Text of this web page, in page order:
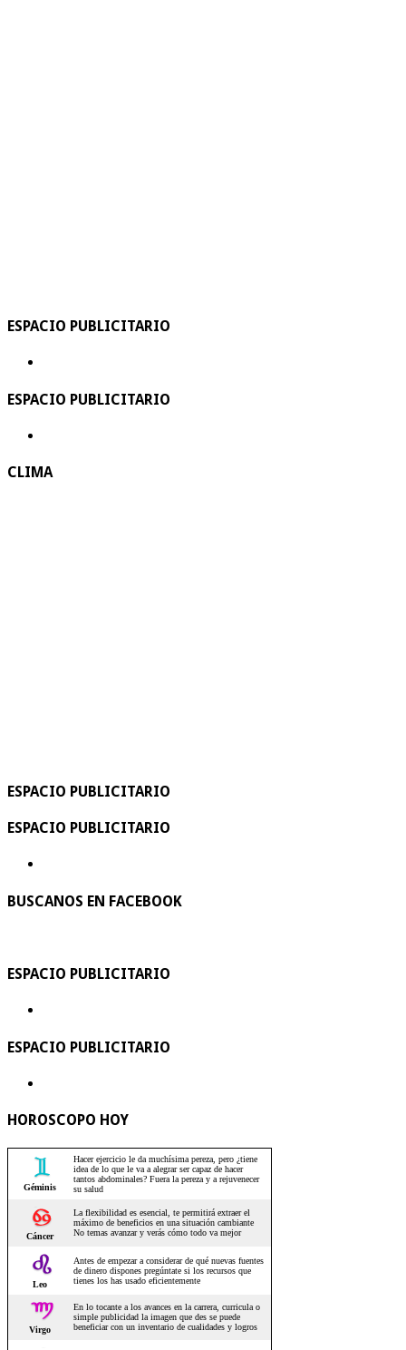
ESPACIO PUBLICITARIO
ESPACIO PUBLICITARIO
CLIMA
ESPACIO PUBLICITARIO
ESPACIO PUBLICITARIO
BUSCANOS EN FACEBOOK
ESPACIO PUBLICITARIO
ESPACIO PUBLICITARIO
HOROSCOPO HOY